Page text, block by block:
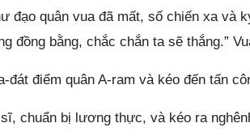
đạo quân vua đã mất, số chiến xa và
đồng bằng, chắc chắn ta sẽ thắng.”
đát điểm quân A-ram và kéo đến tấn
chuẩn bị lương thực, và kéo ra